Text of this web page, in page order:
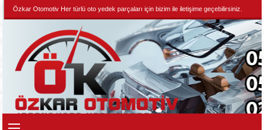
Özkar Otomotiv Her türlü oto yedek parçaları için bizim ile iletişime geçebilirsiniz.